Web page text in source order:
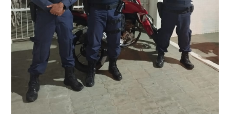
oportunidade de apresentar através das visitas e da
escuta pública tudo o que está sendo feito pela
Educação em Presidente Kennedy.
multidisciplinar, o projeto Kennedy Educa Mais, entre
outros) são todos voltados para o desenvolvimento total
dos educandos. Tudo isso também foi demonstrado ao
Ministério Público através de depoimentos
emocionantes de pais e professores no decorrer da
escuta pública.
marco na busca pela excelência na educação básica,
destacando ainda mais o compromisso de todos em
promover uma atuação coordenada, integrada e
dialogada em prol do desenvolvimento educacional.